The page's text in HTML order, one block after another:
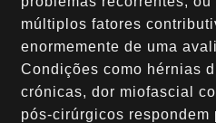
múltiplos fatores
enormemente de uma
Condições como hérnias
crónicas, dor miofascial
pós-cirúrgicos respondem